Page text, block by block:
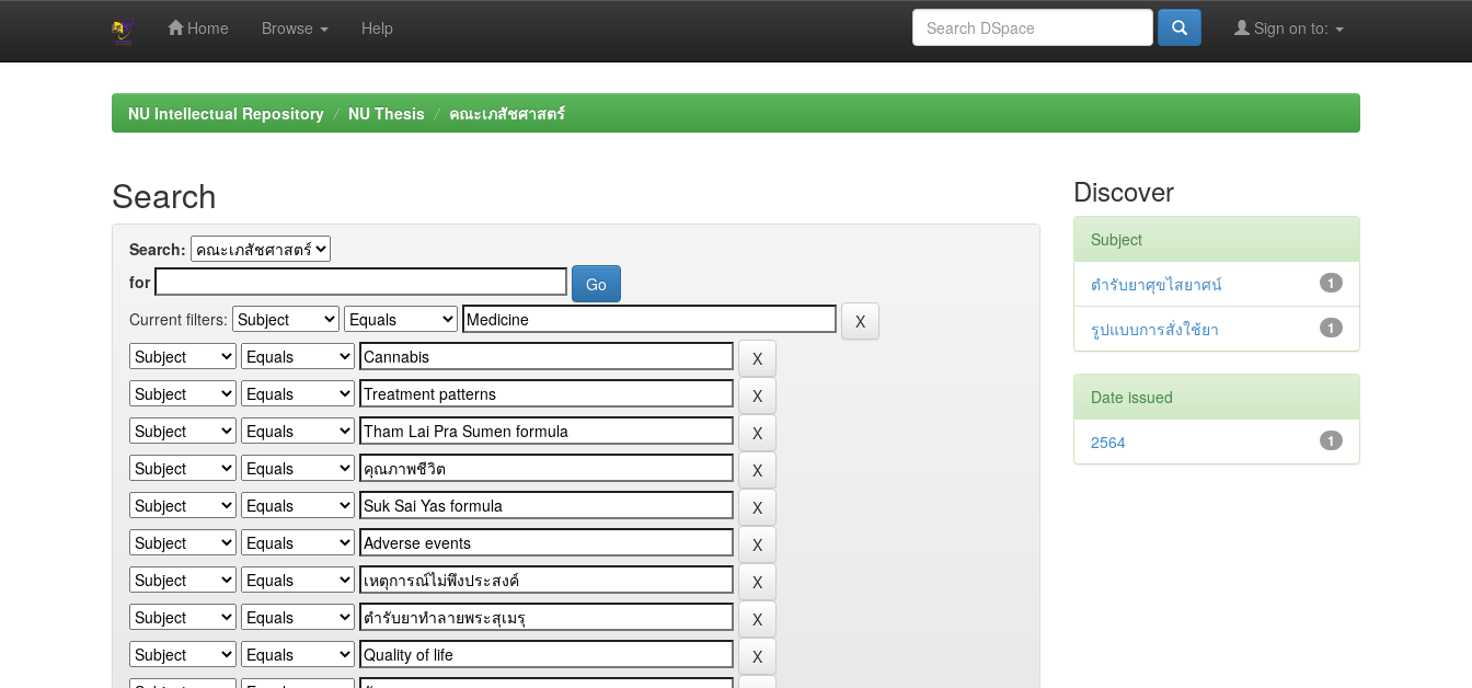
Home Browse Help Sign on to:
NU Intellectual Repository NU Thesis คณะเภสัชศาสตร์
Search
Search:
for
Current filters:
Discover
Subject
1
ตำรับยาศุขไสยาศน์
1
รูปแบบการสั่งใช้ยา
Date issued
1
2564